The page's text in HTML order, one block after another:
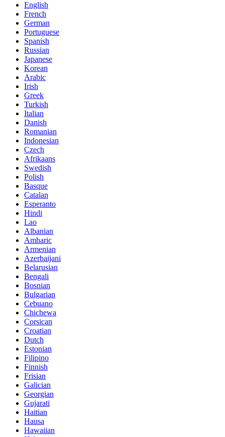
English
French
German
Portuguese
Spanish
Russian
Japanese
Korean
Arabic
Irish
Greek
Turkish
Italian
Danish
Romanian
Indonesian
Czech
Afrikaans
Swedish
Polish
Basque
Catalan
Esperanto
Hindi
Lao
Albanian
Amharic
Armenian
Azerbaijani
Belarusian
Bengali
Bosnian
Bulgarian
Cebuano
Chichewa
Corsican
Croatian
Dutch
Estonian
Filipino
Finnish
Frisian
Galician
Georgian
Gujarati
Haitian
Hausa
Hawaiian